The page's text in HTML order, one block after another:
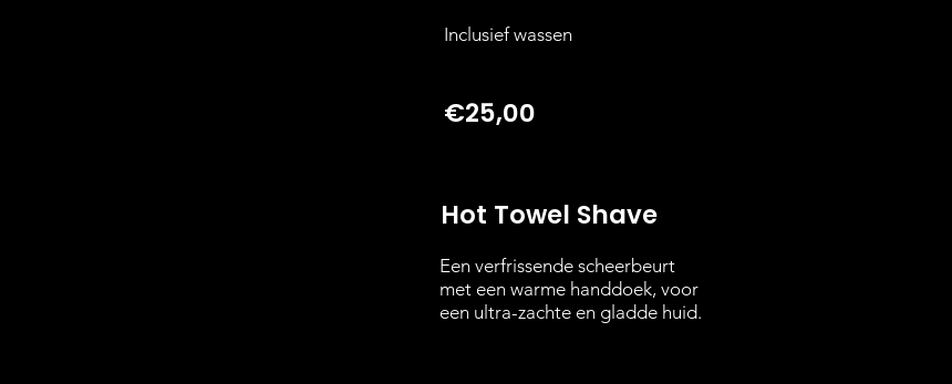
Inclusief wassen
€25,00
Hot Towel Shave
Een verfrissende scheerbeurt
met een warme handdoek, voor
een ultra-zachte en gladde huid.